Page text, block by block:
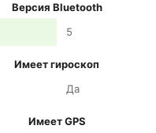
Версия Bluetooth
5
Имеет гироскоп
Да
Имеет GPS